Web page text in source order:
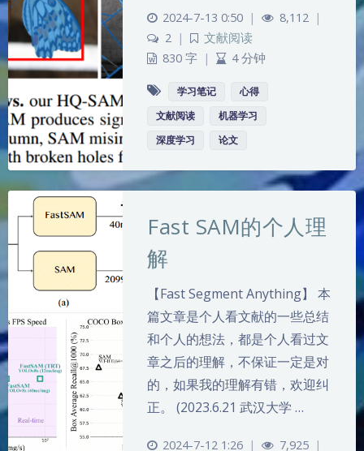
2024-7-13 0:50 | 8,112
|
2
|
文献阅读
830 字 | 4 分钟
学习笔记
心得
文献阅读
机器学习
深度学习
论文
Fast SAM的个人理
解
【Fast Segment Anything】 本
篇文章是个人看文献的一些总结
和个人的想法，都是个人看过文
章之后的理解，不保证一定是对
的，如果我的理解有错，欢迎纠
正。 (2023.6.21 武汉大学 …
2024-7-12 1:26 | 7,925 |